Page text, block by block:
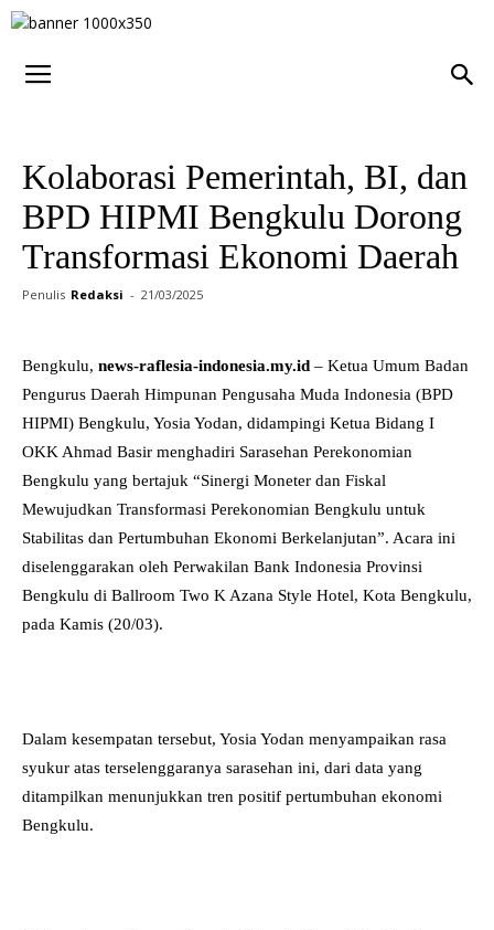
Kolaborasi Pemerintah, BI, dan
BPD HIPMI Bengkulu Dorong
Transformasi Ekonomi Daerah
Penulis Redaksi - 21/03/2025
Bengkulu, news-raflesia-indonesia.my.id – Ketua Umum Badan
Pengurus Daerah Himpunan Pengusaha Muda Indonesia (BPD
HIPMI) Bengkulu, Yosia Yodan, didampingi Ketua Bidang I
OKK Ahmad Basir menghadiri Sarasehan Perekonomian
Bengkulu yang bertajuk “Sinergi Moneter dan Fiskal
Mewujudkan Transformasi Perekonomian Bengkulu untuk
Stabilitas dan Pertumbuhan Ekonomi Berkelanjutan”. Acara ini
diselenggarakan oleh Perwakilan Bank Indonesia Provinsi
Bengkulu di Ballroom Two K Azana Style Hotel, Kota Bengkulu,
pada Kamis (20/03).
Dalam kesempatan tersebut, Yosia Yodan menyampaikan rasa
syukur atas terselenggaranya sarasehan ini, dari data yang
ditampilkan menunjukkan tren positif pertumbuhan ekonomi
Bengkulu.